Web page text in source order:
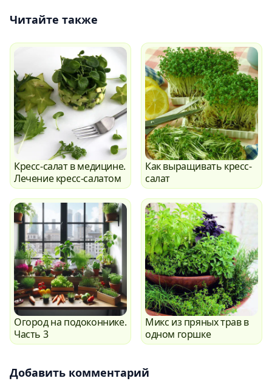
Читайте также
Кресс-салат в медицине.
Лечение кресс-салатом
Как выращивать кресс-
салат
Огород на подоконнике.
Часть 3
Микс из пряных трав в
одном горшке
Добавить комментарий